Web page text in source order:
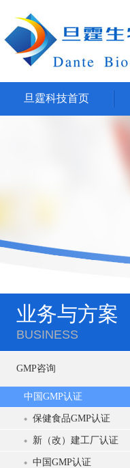
旦霆科技首页
业务与方案
BUSINESS
GMP咨询
中国GMP认证
保健食品GMP认证
新（改）建工厂认证
中国GMP认证